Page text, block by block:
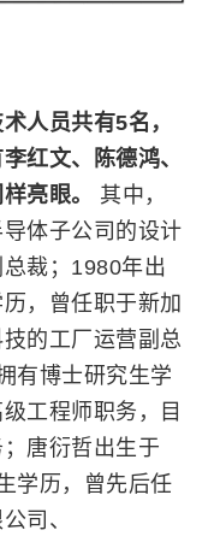
人员共有5名，
红文、陈德鸿、
亮眼。
其中，
体子公司的设计
裁；1980年出
，曾任职于新加
的工厂运营副总
有博士研究生学
工程师职务，目
唐衍哲出生于
学历，曾先后任
司、